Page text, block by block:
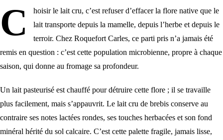
C
hoisir le lait cru, c’est refuser d’effacer la flore native que le
lait transporte depuis la mamelle, depuis l’herbe et depuis le
terroir. Chez Roquefort Carles, ce parti pris n’a jamais été
remis en question : c’est cette population microbienne, propre à chaque
saison, qui donne au fromage sa profondeur.
Un lait pasteurisé est chauffé pour détruire cette flore ; il se travaille
plus facilement, mais s’appauvrit. Le lait cru de brebis conserve au
contraire ses notes lactées rondes, ses touches herbacées et son fond
minéral hérité du sol calcaire. C’est cette palette fragile, jamais lisse,